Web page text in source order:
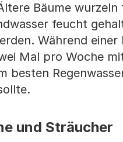
Bäume
feucht
Während
Mal pro Woche
besten
und Sträucher